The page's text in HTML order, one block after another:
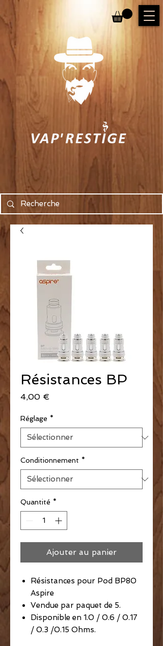
Résistances BP
4,00 €
Réglage *
Conditionnement *
Quantité *
Ajouter au panier
Résistances pour Pod BP80
Aspire
Vendue par paquet de 5.
Disponible en 1.0 / 0.6 / 0.17
/ 0.3 /0.15 Ohms.